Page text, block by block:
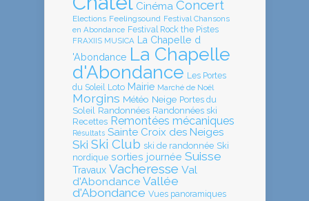
Cinéma Concert
Elections Feelingsound Festival Chansons
en Abondance Festival Rock the Pistes
FRAXIIS MUSICA La Chapelle d
'Abondance La Chapelle
d'Abondance Les Portes
du Soleil Loto Mairie Marché de Noël
Morgins Météo Neige Portes du
Soleil Randonnées Randonnées ski
Recettes Remontées mécaniques
Résultats Sainte Croix des Neiges
Ski Ski Club ski de randonnée Ski
nordique sorties journée Suisse
Travaux Vacheresse Val
d'Abondance Vallée
d'Abondance Vues panoramiques